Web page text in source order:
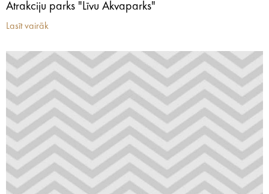
Atrakciju parks "Līvu Akvaparks"
Lasīt vairāk